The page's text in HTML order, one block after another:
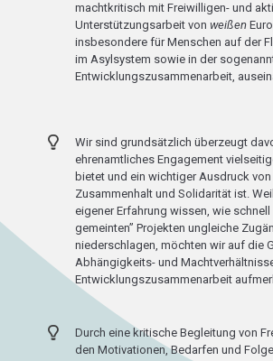
machtkritisch mit Freiwilligen- und
Unterstützungsarbeit von weißen
insbesondere für Menschen auf der
im Asylsystem sowie in der
Entwicklungszusammenarbeit,
Wir sind grundsätzlich überzeugt
ehrenamtliches Engagement
bietet und ein wichtiger Ausdruck
Zusammenhalt und Solidarität ist.
eigener Erfahrung wissen, wie
gemeinten” Projekten ungleiche
niederschlagen, möchten wir auf die
Abhängigkeits- und
Entwicklungszusammenarbeit
Durch eine kritische Begleitung von
den Motivationen, Bedarfen und